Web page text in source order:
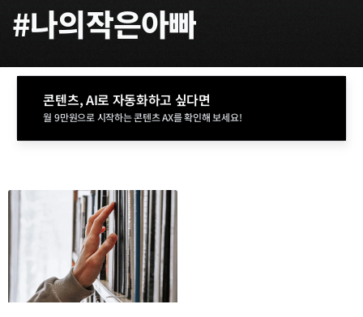
#나의작은아빠
콘텐츠, AI로 자동화하고 싶다면
월 9만원으로 시작하는 콘텐츠 AX를 확인해 보세요!